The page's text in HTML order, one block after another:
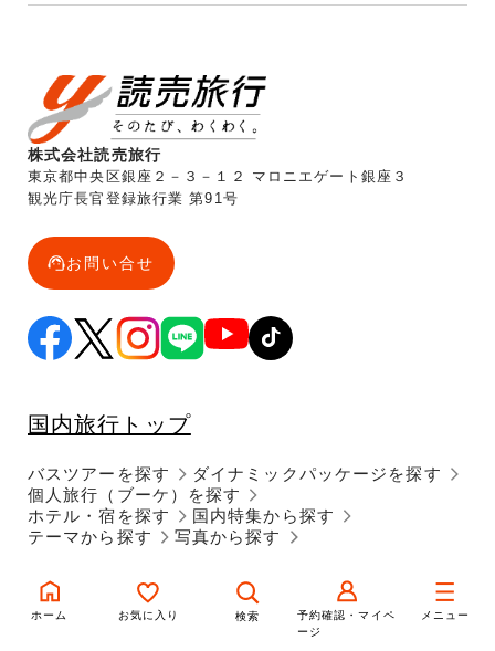
株式会社読売旅行
東京都中央区銀座２－３－１２ マロニエゲート銀座３
観光庁長官登録旅行業 第91号
お問い合せ
国内旅行トップ
バスツアーを探す
個人旅行（ブーケ）を探す
ダイナミックパッケージを探す
ホテル・宿を探す
国内特集から探す
テーマから探す
写真から探す
出発地
ホーム お気に入り 検索
予約確認・マイペ
ージ
メニュー